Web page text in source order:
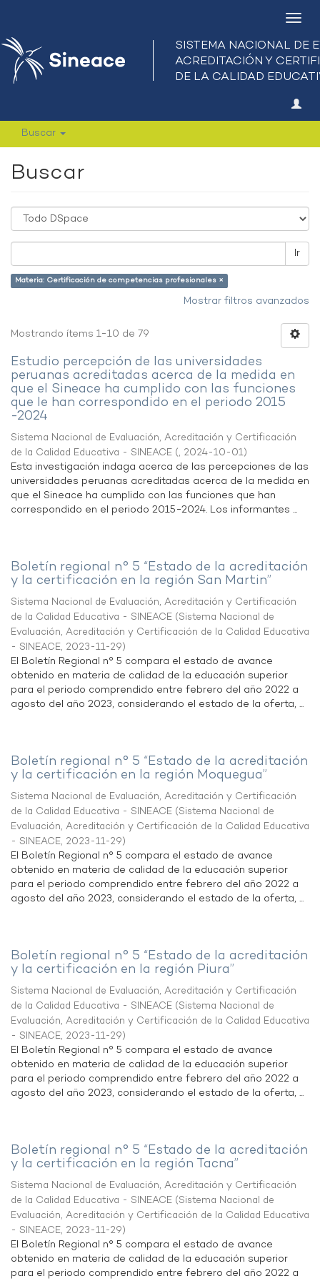
Buscar
Buscar
Ir
Materia: Certificación de competencias profesionales ×
Mostrar filtros avanzados
Mostrando ítems 1-10 de 79
Estudio percepción de las universidades
peruanas acreditadas acerca de la medida en
que el Sineace ha cumplido con las funciones
que le han correspondido en el periodo 2015
-2024
Sistema Nacional de Evaluación, Acreditación y Certificación
de la Calidad Educativa - SINEACE (, 2024-10-01)
Esta investigación indaga acerca de las percepciones de las
universidades peruanas acreditadas acerca de la medida en
que el Sineace ha cumplido con las funciones que han
correspondido en el periodo 2015-2024. Los informantes ...
Boletín regional n° 5 “Estado de la acreditación
y la certificación en la región San Martin”
Sistema Nacional de Evaluación, Acreditación y Certificación
de la Calidad Educativa - SINEACE (Sistema Nacional de
Evaluación, Acreditación y Certificación de la Calidad Educativa
- SINEACE, 2023-11-29)
El Boletín Regional n° 5 compara el estado de avance
obtenido en materia de calidad de la educación superior
para el periodo comprendido entre febrero del año 2022 a
agosto del año 2023, considerando el estado de la oferta, ...
Boletín regional n° 5 “Estado de la acreditación
y la certificación en la región Moquegua”
Sistema Nacional de Evaluación, Acreditación y Certificación
de la Calidad Educativa - SINEACE (Sistema Nacional de
Evaluación, Acreditación y Certificación de la Calidad Educativa
- SINEACE, 2023-11-29)
El Boletín Regional n° 5 compara el estado de avance
obtenido en materia de calidad de la educación superior
para el periodo comprendido entre febrero del año 2022 a
agosto del año 2023, considerando el estado de la oferta, ...
Boletín regional n° 5 “Estado de la acreditación
y la certificación en la región Piura”
Sistema Nacional de Evaluación, Acreditación y Certificación
de la Calidad Educativa - SINEACE (Sistema Nacional de
Evaluación, Acreditación y Certificación de la Calidad Educativa
- SINEACE, 2023-11-29)
El Boletín Regional n° 5 compara el estado de avance
obtenido en materia de calidad de la educación superior
para el periodo comprendido entre febrero del año 2022 a
agosto del año 2023, considerando el estado de la oferta, ...
Boletín regional n° 5 “Estado de la acreditación
y la certificación en la región Tacna”
Sistema Nacional de Evaluación, Acreditación y Certificación
de la Calidad Educativa - SINEACE (Sistema Nacional de
Evaluación, Acreditación y Certificación de la Calidad Educativa
- SINEACE, 2023-11-29)
El Boletín Regional n° 5 compara el estado de avance
obtenido en materia de calidad de la educación superior
para el periodo comprendido entre febrero del año 2022 a